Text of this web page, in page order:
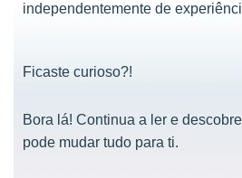
independentemente de
Ficaste curioso?!
Bora lá! Continua a ler e
pode mudar tudo para ti.